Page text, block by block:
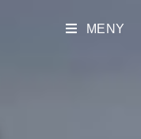
MENY